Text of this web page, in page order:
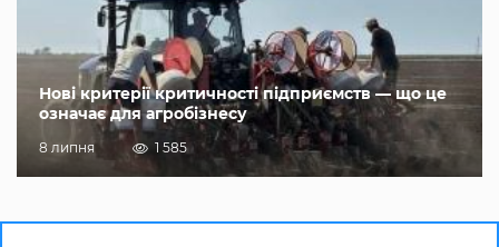
Нові критерії критичності підприємств — що це
означає для агробізнесу
8 липня 1 585